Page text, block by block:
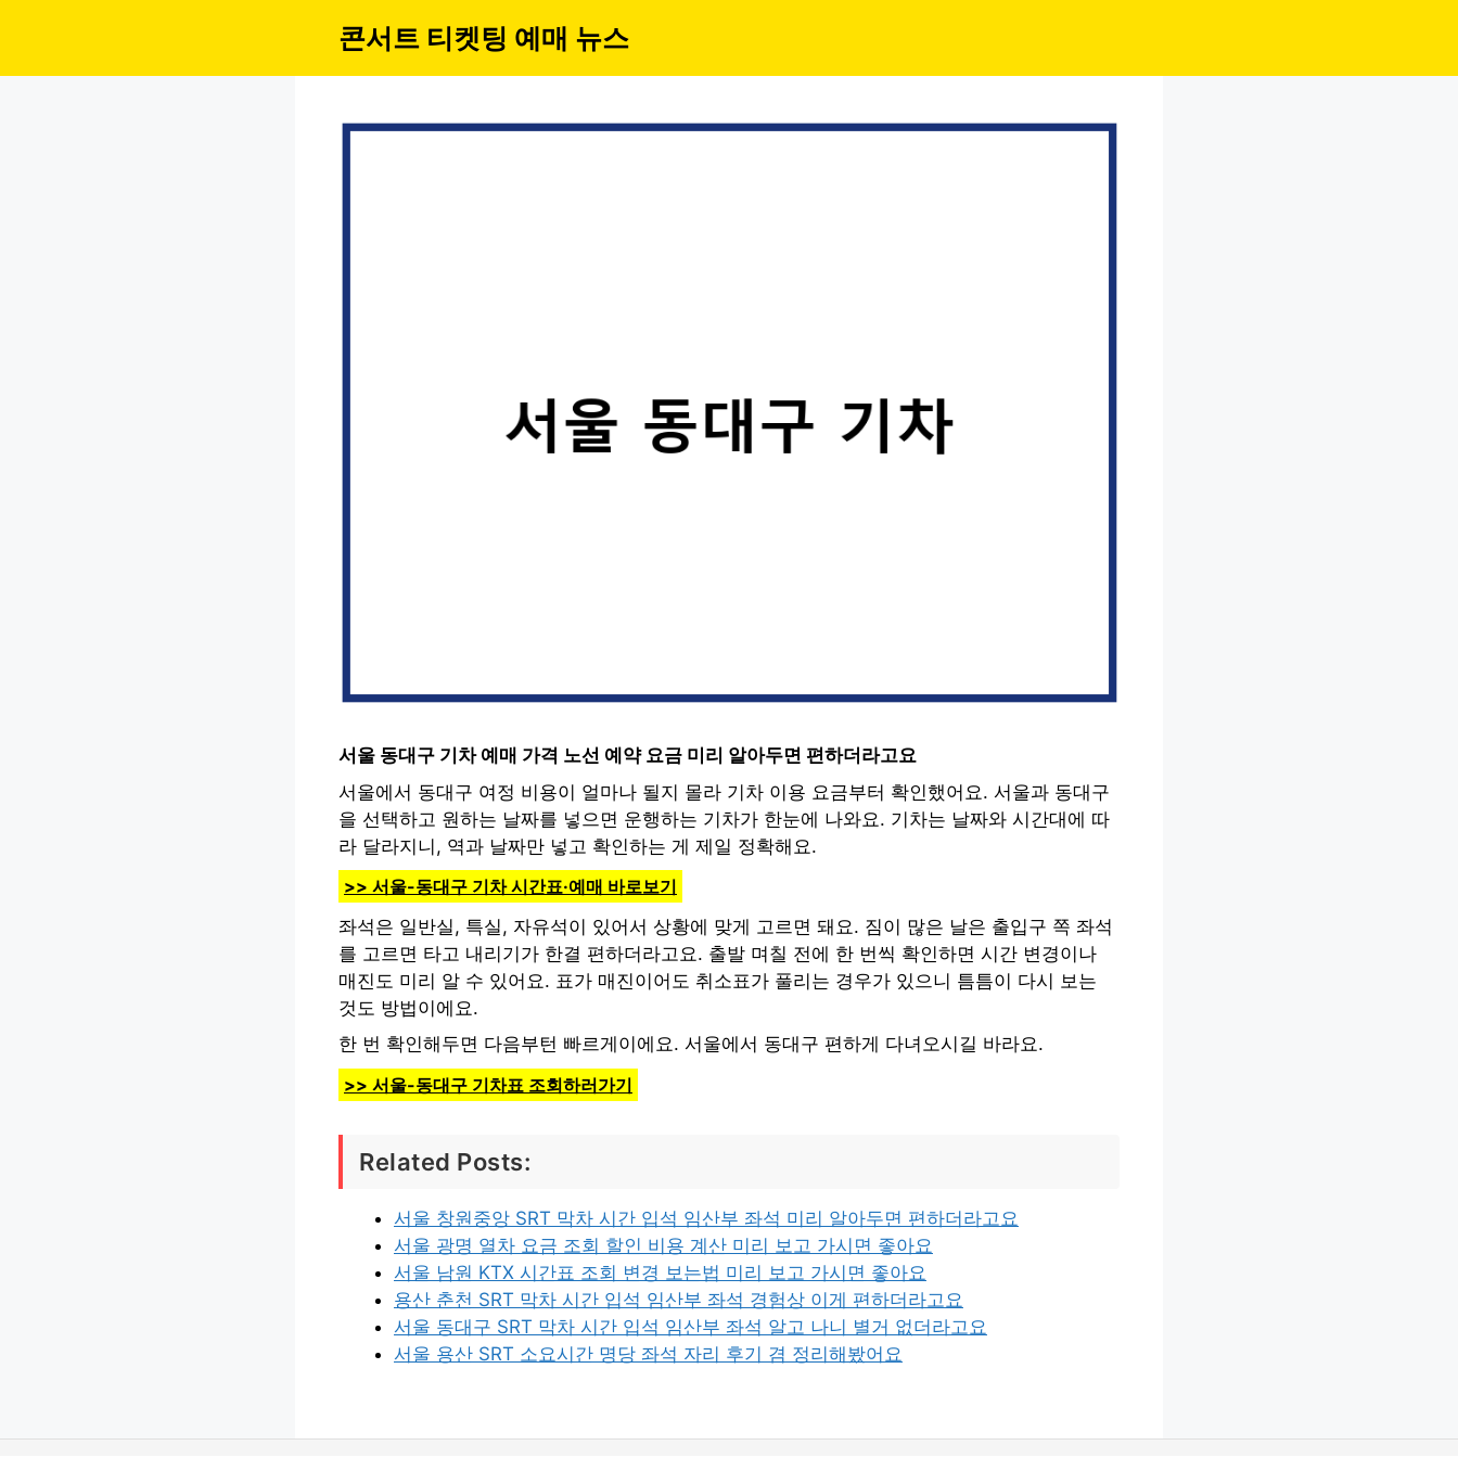
콘서트 티켓팅 예매 뉴스
서울 동대구 기차 예매 가격 노선 예약 요금 미리 알아두면 편하더라고요
서울에서 동대구 여정 비용이 얼마나 될지 몰라 기차 이용 요금부터 확인했어요. 서울과 동대구
을 선택하고 원하는 날짜를 넣으면 운행하는 기차가 한눈에 나와요. 기차는 날짜와 시간대에 따
라 달라지니, 역과 날짜만 넣고 확인하는 게 제일 정확해요.
>> 서울-동대구 기차 시간표·예매 바로보기
좌석은 일반실, 특실, 자유석이 있어서 상황에 맞게 고르면 돼요. 짐이 많은 날은 출입구 쪽 좌석
를 고르면 타고 내리기가 한결 편하더라고요. 출발 며칠 전에 한 번씩 확인하면 시간 변경이나
매진도 미리 알 수 있어요. 표가 매진이어도 취소표가 풀리는 경우가 있으니 틈틈이 다시 보는
것도 방법이에요.
한 번 확인해두면 다음부턴 빠르게이에요. 서울에서 동대구 편하게 다녀오시길 바라요.
>> 서울-동대구 기차표 조회하러가기
Related Posts:
서울 창원중앙 SRT 막차 시간 입석 임산부 좌석 미리 알아두면 편하더라고요
서울 광명 열차 요금 조회 할인 비용 계산 미리 보고 가시면 좋아요
서울 남원 KTX 시간표 조회 변경 보는법 미리 보고 가시면 좋아요
용산 춘천 SRT 막차 시간 입석 임산부 좌석 경험상 이게 편하더라고요
서울 동대구 SRT 막차 시간 입석 임산부 좌석 알고 나니 별거 없더라고요
서울 용산 SRT 소요시간 명당 좌석 자리 후기 겸 정리해봤어요